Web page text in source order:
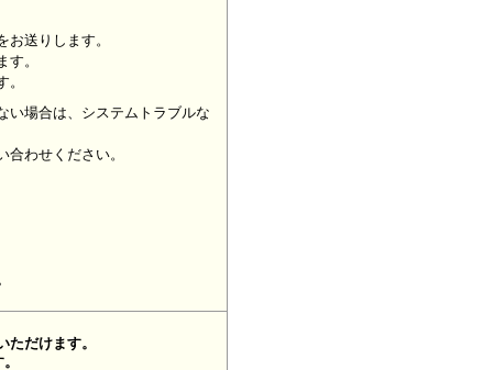
送りします。
。
い場合は、システムトラブルな
わせください。
だけます。